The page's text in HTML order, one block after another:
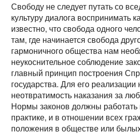
Свободу не следует путать со
культуру диалога воспринимать
известно, что свобода одного
там, где начинается свобода
гармоничного общества нам
неукоснительное соблюдение
главный принцип построения
государства. Для его
неотвратимость наказания за
Нормы законов должны работать
практике, и в отношении всех
положения в обществе или былых